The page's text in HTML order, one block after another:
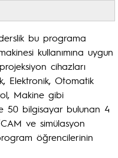
bu programa
kullanımına uygun
cihazları
Elektronik, Otomatik
Makine gibi
50 bilgisayar bulunan 4
ve simülasyon
öğrencilerinin